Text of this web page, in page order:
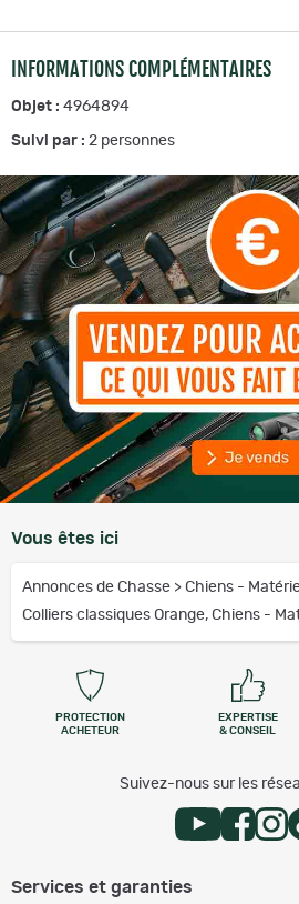
INFORMATIONS COMPLÉMENTAIRES
Objet : 4964894
Suivi par : 2 personnes
Vous êtes ici
Annonces de Chasse > Chiens -
Colliers classiques Orange, Chiens -
PROTECTION
ACHETEUR
EXPERTISE
& CONSEIL
Suivez-nous sur les
Services et garanties